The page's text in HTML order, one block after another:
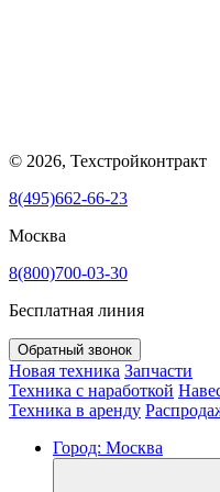
© 2026, Техстройконтракт
8(495)662-66-23
Москва
8(800)700-03-30
Бесплатная линия
Обратный звонок
Новая техника Запчасти
Техника с наработкой
Техника в аренду
Город: Москва